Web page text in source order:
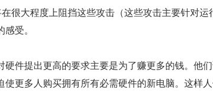
很大程度上阻挡这些攻击（这些攻击主要针对
受。
硬件提出更高的要求主要是为了赚更多的钱。他
使更多人购买拥有所有必需硬件的新电脑。这样